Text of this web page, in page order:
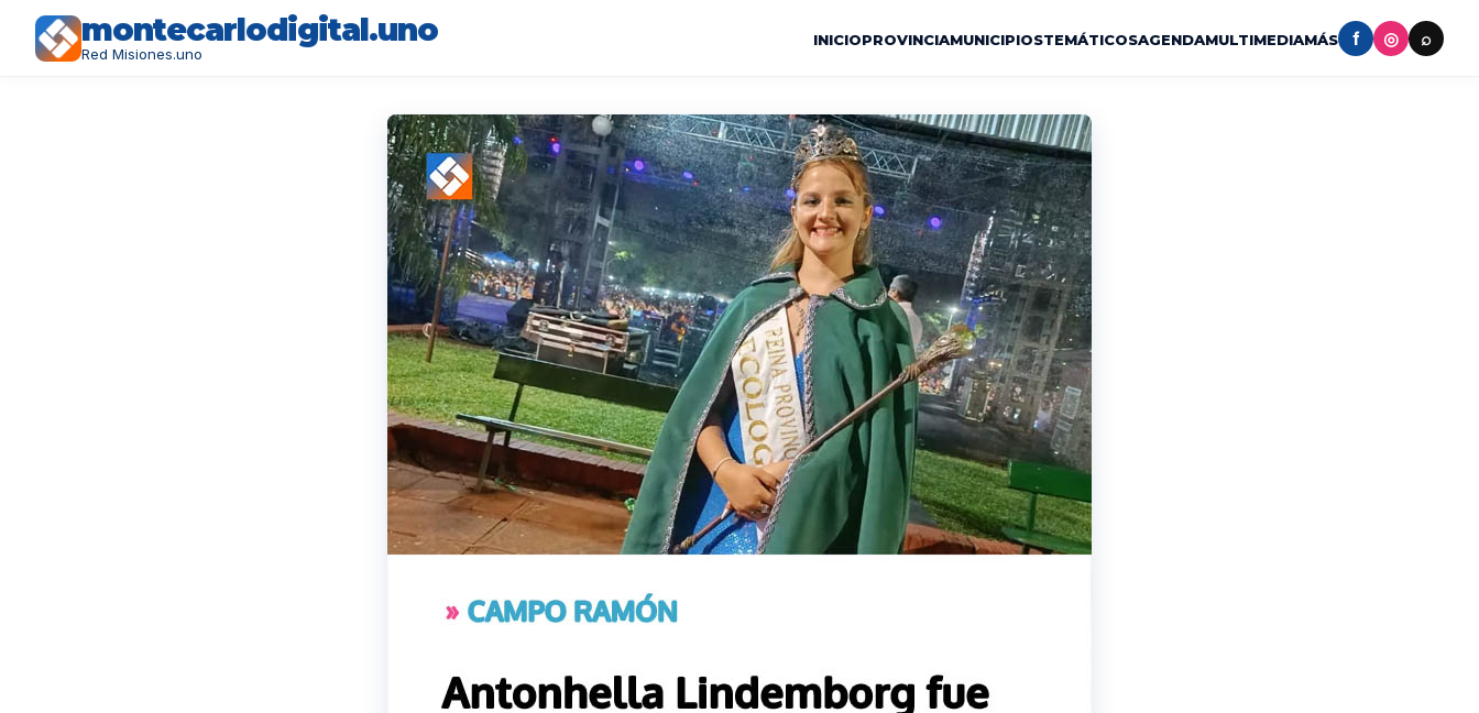
montecarlodigital.uno
Red Misiones.uno
INICIOPROVINCIAMUNICIPIOSTEMÁTICOSAGENDAMULTIMEDIAMÁS f ◎ ⌕